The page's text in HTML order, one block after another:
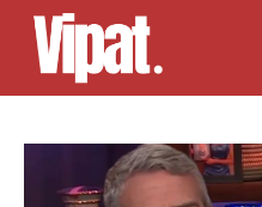
Skip
content